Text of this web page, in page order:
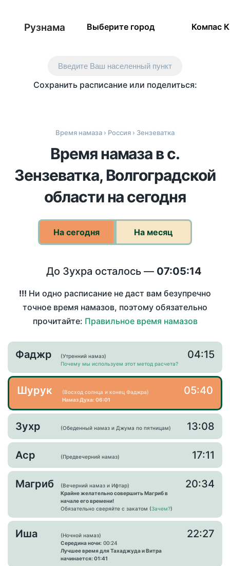
Рузнама Выберите город Компас
Введите Ваш населенный пункт
Сохранить расписание или поделиться:
Время намаза › Россия › Зензеватка
Время намаза в с.
Зензеватка, Волгоградской
области на сегодня
На сегодня На месяц
До Зухра осталось — 07:05:14
!!! Ни одно расписание не даст вам безупречно
точное время намазов, поэтому обязательно
прочитайте: Правильное время намазов
Фаджр
(Утренний намаз)
Почему мы используем этот метод расчета?
04:15
Шурук
(Восход солнца и конец Фаджра)
Намаз Духа: 06:01
05:40
Зухр (Обеденный намаз и Джума по пятницам) 13:08
Аср (Предвечерний намаз) 17:11
Магриб
(Вечерний намаз и Ифтар)
Крайне желательно совершить Магриб в
начале его времени!
Обязательно сверяйте с закатом (Зачем?)
20:34
Иша
(Ночной намаз)
Середина ночи: 00:24
Лучшее время для Тахаджуда и Витра
начинается: 01:41
22:27